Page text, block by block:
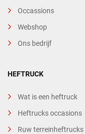
Occassions
Webshop
Ons bedrijf
HEFTRUCK
Wat is een heftruck
Heftrucks occasions
Ruw terreinheftrucks